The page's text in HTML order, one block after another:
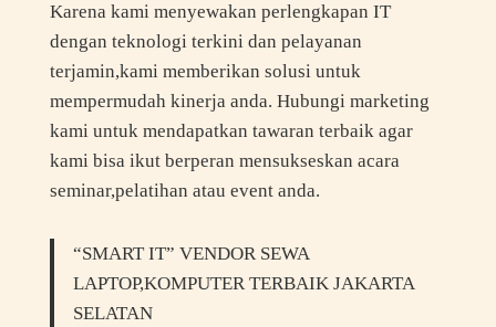
Karena kami menyewakan perlengkapan IT
dengan teknologi terkini dan pelayanan
terjamin,kami memberikan solusi untuk
mempermudah kinerja anda. Hubungi marketing
kami untuk mendapatkan tawaran terbaik agar
kami bisa ikut berperan mensukseskan acara
seminar,pelatihan atau event anda.
“SMART IT” VENDOR SEWA
LAPTOP,KOMPUTER TERBAIK JAKARTA
SELATAN